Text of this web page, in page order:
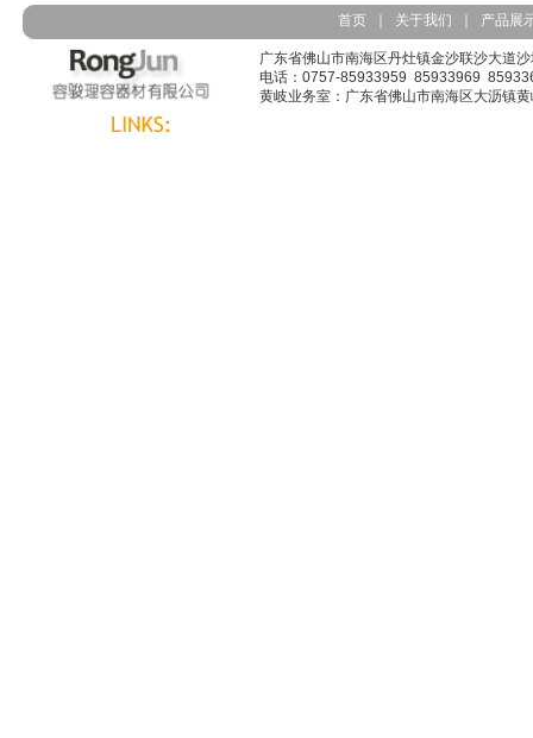
首页 关于我们 产品展
广东省佛山市南海区丹灶镇金沙联沙大道
电话：0757-85933959 85933969
黄岐业务室：广东省佛山市南海区大沥镇